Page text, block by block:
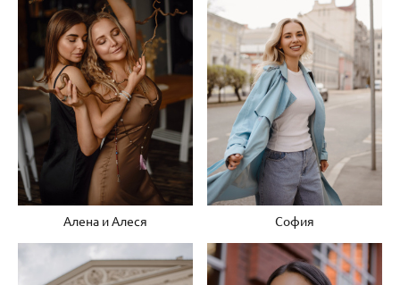
Алена и Алеся София